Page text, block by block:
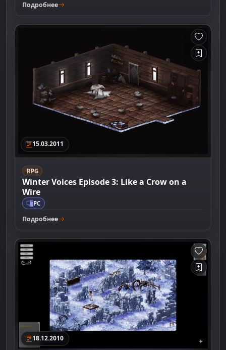
Подробнее
15.03.2011
RPG
Winter Voices Episode 3: Like a Crow on a
Wire
PC
Подробнее
18.12.2010